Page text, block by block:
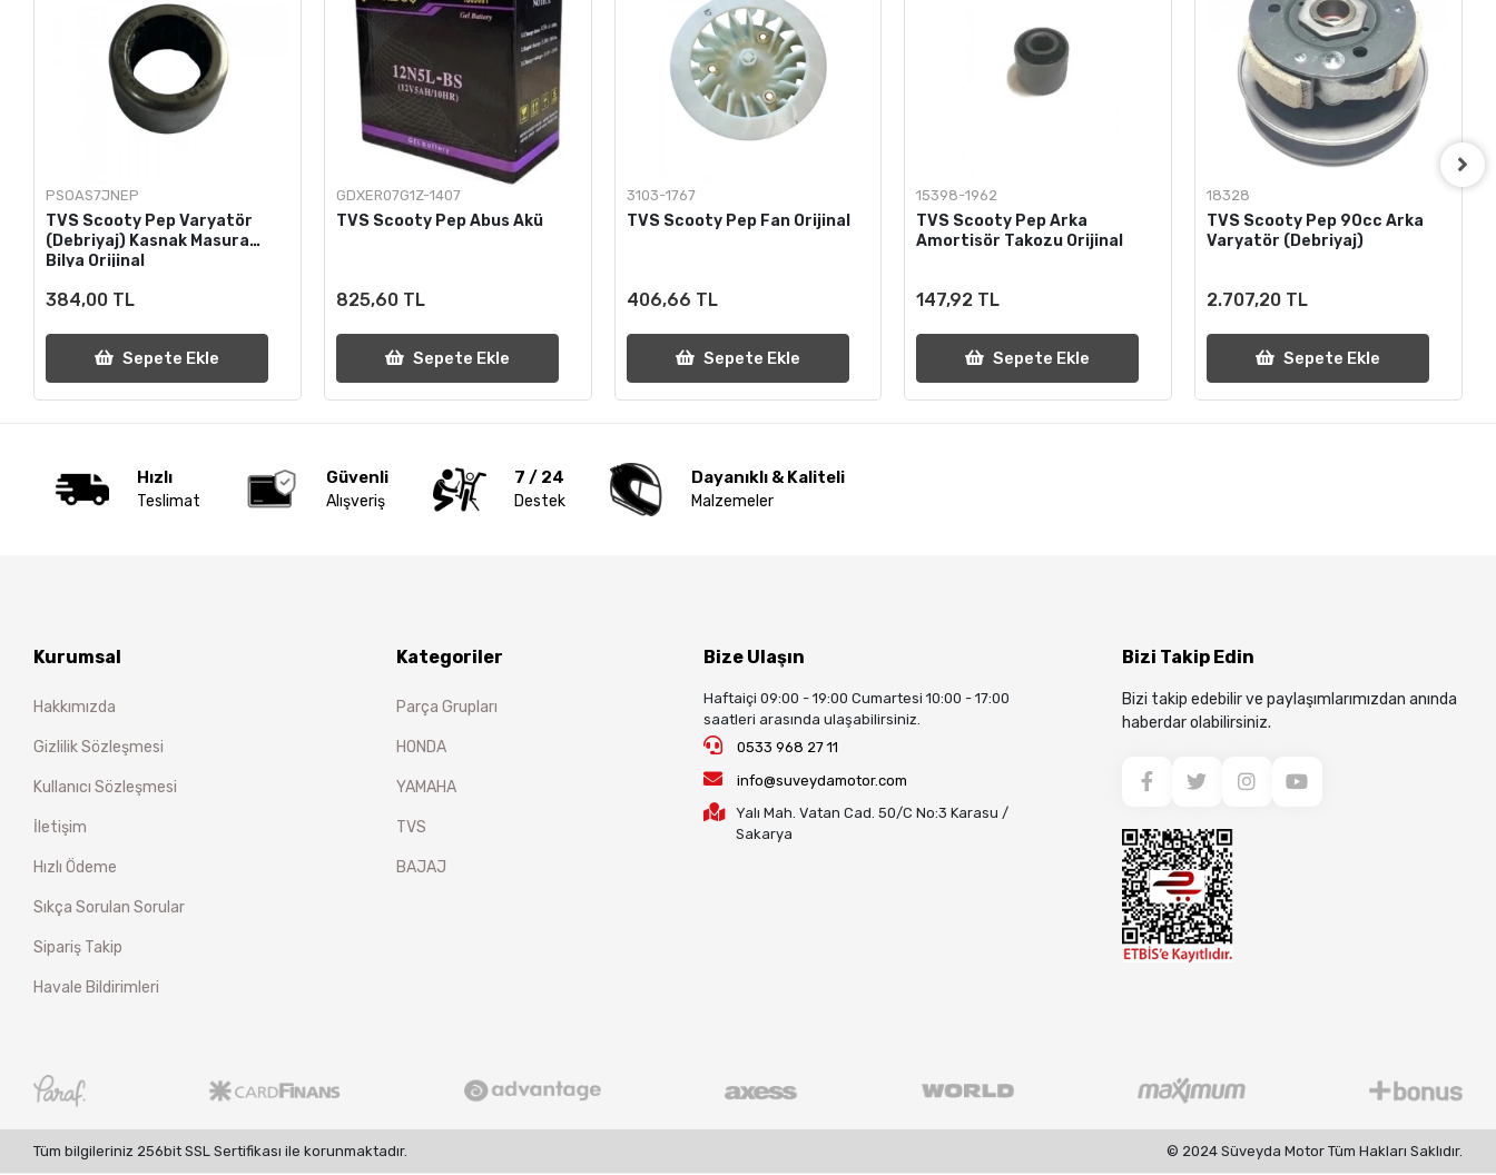
PSOAS7JNEP
TVS Scooty Pep Varyatör
(Debriyaj) Kasnak Masura
Bilya Orijinal
384,00 TL
Sepete Ekle
GDXER07G1Z-1407
TVS Scooty Pep Abus Akü
825,60 TL
Sepete Ekle
3103-1767
TVS Scooty Pep Fan Orijinal
406,66 TL
Sepete Ekle
15398-1962
TVS Scooty Pep Arka
Amortisör Takozu Orijinal
147,92 TL
Sepete Ekle
18328
TVS Scooty Pep 90cc Arka
Varyatör (Debriyaj)
2.707,20 TL
Sepete Ekle
Hızlı
Teslimat
Güvenli
Alışveriş
7 / 24
Destek
Dayanıklı & Kaliteli
Malzemeler
Kurumsal
Hakkımızda
Gizlilik Sözleşmesi
Kullanıcı Sözleşmesi
İletişim
Hızlı Ödeme
Sıkça Sorulan Sorular
Sipariş Takip
Havale Bildirimleri
Kategoriler
Parça Grupları
HONDA
YAMAHA
TVS
BAJAJ
Bize Ulaşın
Haftaiçi 09:00 - 19:00 Cumartesi 10:00 - 17:00
saatleri arasında ulaşabilirsiniz.
0533 968 27 11
info@suveydamotor.com
Yalı Mah. Vatan Cad. 50/C No:3 Karasu /
Sakarya
Bizi Takip Edin
Bizi takip edebilir ve paylaşımlarımızdan anında
haberdar olabilirsiniz.
Tüm bilgileriniz 256bit SSL Sertifikası ile korunmaktadır. © 2024 Süveyda Motor Tüm Hakları Saklıdır.